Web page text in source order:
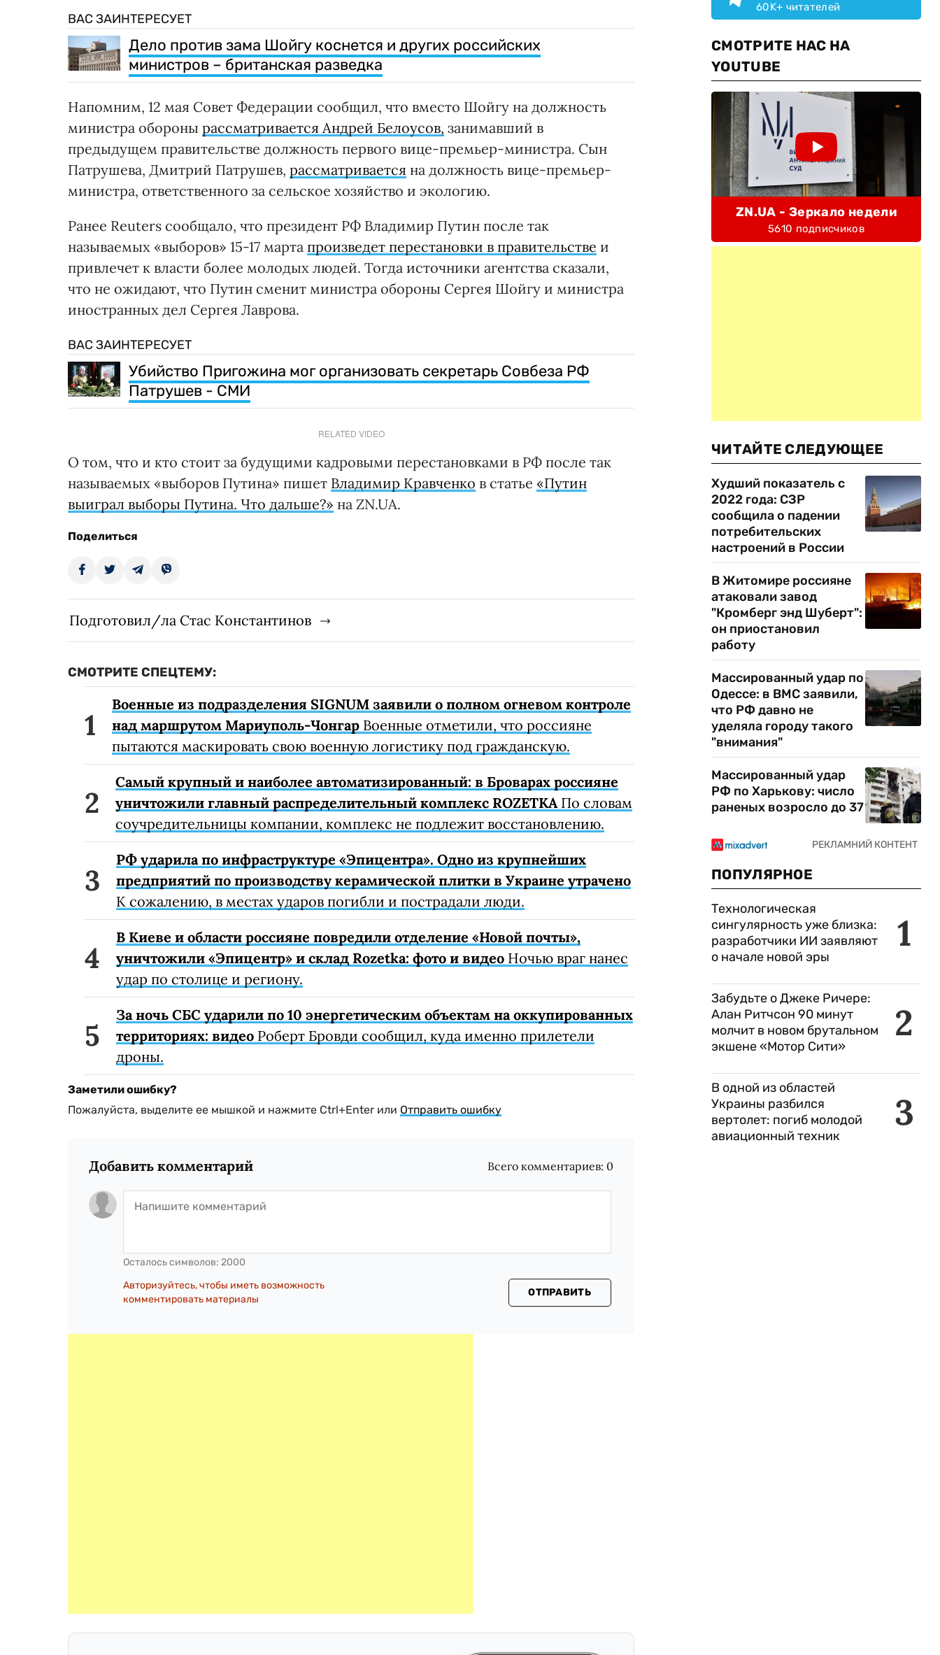
ВАС ЗАИНТЕРЕСУЕТ
Дело против зама Шойгу коснется и других российских
министров – британская разведка
Напомним, 12 мая Совет Федерации сообщил, что вместо Шойгу на должность
министра обороны рассматривается Андрей Белоусов, занимавший в
предыдущем правительстве должность первого вице-премьер-министра. Сын
Патрушева, Дмитрий Патрушев, рассматривается на должность вице-премьер-
министра, ответственного за сельское хозяйство и экологию.
Ранее Reuters сообщало, что президент РФ Владимир Путин после так
называемых «выборов» 15-17 марта произведет перестановки в правительстве и
привлечет к власти более молодых людей. Тогда источники агентства сказали,
что не ожидают, что Путин сменит министра обороны Сергея Шойгу и министра
иностранных дел Сергея Лаврова.
ВАС ЗАИНТЕРЕСУЕТ
Убийство Пригожина мог организовать секретарь Совбеза РФ
Патрушев - СМИ
RELATED VIDEO
О том, что и кто стоит за будущими кадровыми перестановками в РФ после так
называемых «выборов Путина» пишет Владимир Кравченко в статье «Путин
выиграл выборы Путина. Что дальше?» на ZN.UA.
Поделиться
Подготовил/ла Стас Константинов
СМОТРИТЕ СПЕЦТЕМУ:
Военные из подразделения SIGNUM заявили о полном огневом контроле
над маршрутом Мариуполь-Чонгар Военные отметили, что россияне
пытаются маскировать свою военную логистику под гражданскую.
Самый крупный и наиболее автоматизированный: в Броварах россияне
уничтожили главный распределительный комплекс ROZETKAПо словам
соучредительницы компании, комплекс не подлежит восстановлению.
РФ ударила по инфраструктуре «Эпицентра». Одно из крупнейших
предприятий по производству керамической плитки в Украине утрачено
К сожалению, в местах ударов погибли и пострадали люди.
В Киеве и области россияне повредили отделение «Новой почты»,
уничтожили «Эпицентр» и склад Rozetka: фото и видео Ночью враг нанес
удар по столице и региону.
За ночь СБС ударили по 10 энергетическим объектам на оккупированных
территориях: видео Роберт Бровди сообщил, куда именно прилетели
дроны.
Заметили ошибку?
Пожалуйста, выделите ее мышкой и нажмите Ctrl+Enter или Отправить ошибку
Добавить комментарий Всего комментариев: 0
Осталось символов: 2000
Авторизуйтесь, чтобы иметь возможность
комментировать материалы
ОТПРАВИТЬ
60K+ читателей
СМОТРИТЕ НАС НА
YOUTUBE
ZN.UA - Зеркало недели
5610 подписчиков
ЧИТАЙТЕ СЛЕДУЮЩЕЕ
Худший показатель с
2022 года: СЗР
сообщила о падении
потребительских
настроений в России
В Житомире россияне
атаковали завод
"Кромберг энд Шуберт":
он приостановил
работу
Массированный удар по
Одессе: в ВМС заявили,
что РФ давно не
уделяла городу такого
"внимания"
Массированный удар
РФ по Харькову: число
раненых возросло до 37
ПОПУЛЯРНОЕ
1
Технологическая
сингулярность уже близка:
разработчики ИИ заявляют
о начале новой эры
2
Забудьте о Джеке Ричере:
Алан Ритчсон 90 минут
молчит в новом брутальном
экшене «Мотор Сити»
3
В одной из областей
Украины разбился
вертолет: погиб молодой
авиационный техник